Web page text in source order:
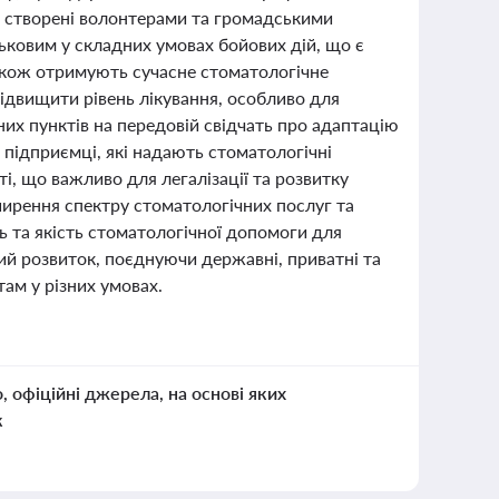
створені волонтерами та громадськими
у складних умовах бойових дій, що є
отримують сучасне стоматологічне
рівень лікування, особливо для
пунктів на передовій свідчать про адаптацію
які надають стоматологічні
що важливо для легалізації та розвитку
спектру стоматологічних послуг та
якість стоматологічної допомоги для
розвиток, поєднуючи державні, приватні та
у різних умовах.
офіційні джерела, на основі яких